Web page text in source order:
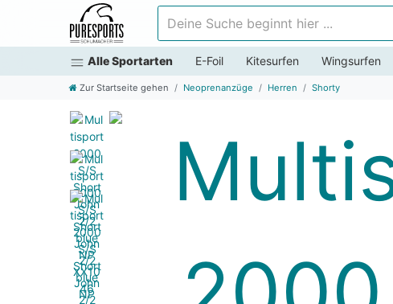
Alle Sportarten E-Foil Kitesurfen Wingsurfen
Zur Startseite gehen Neoprenanzüge Herren Shorty